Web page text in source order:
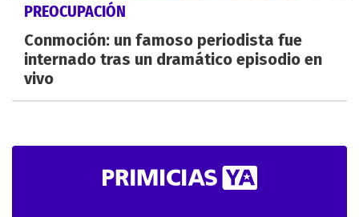
PREOCUPACIÓN
Conmoción: un famoso periodista fue
internado tras un dramático episodio en
vivo